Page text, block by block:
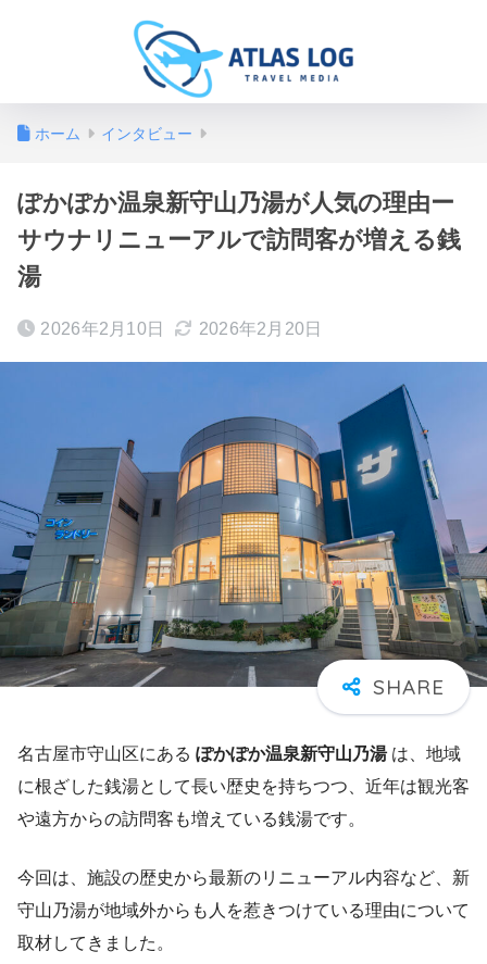
ホーム インタビュー
ぽかぽか温泉新守山乃湯が人気の理由ー
サウナリニューアルで訪問客が増える銭
湯
2026年2月10日 2026年2月20日
名古屋市守山区にある ぽかぽか温泉新守山乃湯は、地域
に根ざした銭湯として長い歴史を持ちつつ、近年は観光客
や遠方からの訪問客も増えている銭湯です。
今回は、施設の歴史から最新のリニューアル内容など、新
守山乃湯が地域外からも人を惹きつけている理由について
取材してきました。